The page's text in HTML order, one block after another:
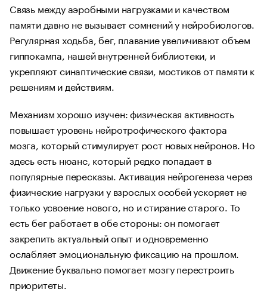
Связь между аэробными нагрузками и качеством
памяти давно не вызывает сомнений у нейробиологов.
Регулярная ходьба, бег, плавание увеличивают объем
гиппокампа, нашей внутренней библиотеки, и
укрепляют синаптические связи, мостиков от памяти к
решениям и действиям.
Механизм хорошо изучен: физическая активность
повышает уровень нейротрофического фактора
мозга, который стимулирует рост новых нейронов. Но
здесь есть нюанс, который редко попадает в
популярные пересказы. Активация нейрогенеза через
физические нагрузки у взрослых особей ускоряет не
только усвоение нового, но и стирание старого. То
есть бег работает в обе стороны: он помогает
закрепить актуальный опыт и одновременно
ослабляет эмоциональную фиксацию на прошлом.
Движение буквально помогает мозгу перестроить
приоритеты.